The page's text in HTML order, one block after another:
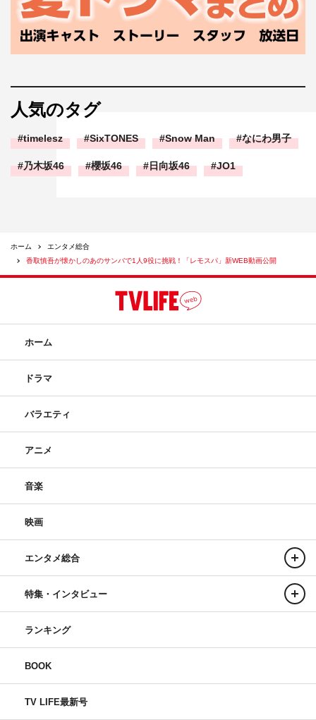
人気のタグ
timelesz SixTONES Snow Man なにわ男子
乃木坂46 櫻坂46 日向坂46 JO1
ホーム
エンタメ総合
香取慎吾が懐かしのあのサンバで1人9役に挑戦！「レモスパ」新WEB動画公開
ホーム
ドラマ
バラエティ
アニメ
音楽
映画
エンタメ総合
特集・インタビュー
ランキング
BOOK
TV LIFE最新号